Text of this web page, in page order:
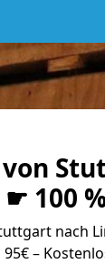
100
nach
–